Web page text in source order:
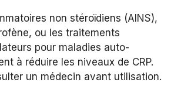
non stéroïdiens (AINS),
ou les traitements
pour maladies auto-
à réduire les niveaux de CRP.
un médecin avant utilisation.